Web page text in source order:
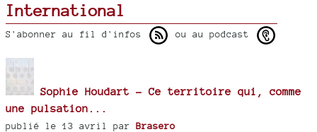
International
S'abonner au fil d'infos ou au podcast
Sophie Houdart - Ce territoire qui, comme
une pulsation...
publié le 13 avril par Brasero